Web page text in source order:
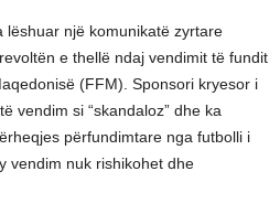
lëshuar një komunikatë zyrtare
e thellë ndaj vendimit të fundit
(FFM). Sponsori kryesor i
vendim si “skandaloz” dhe ka
përfundimtare nga futbolli i
vendim nuk rishikohet dhe